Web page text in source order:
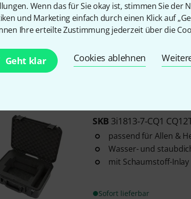
Wenn das für Sie okay ist, stimmen Sie der
und Marketing einfach durch einen Klick auf
Ihre erteilte Zustimmung jederzeit über die
Geht klar Cookies ablehnen
SKBiSeries Yamaha
passend für Yamaha
mit Schaumstoff-Inlay
SKB 3i1813-7-CQ1
passend für Allen &
Wasser- und
mit Schaumstoff-Inlay
Sofort lieferbar